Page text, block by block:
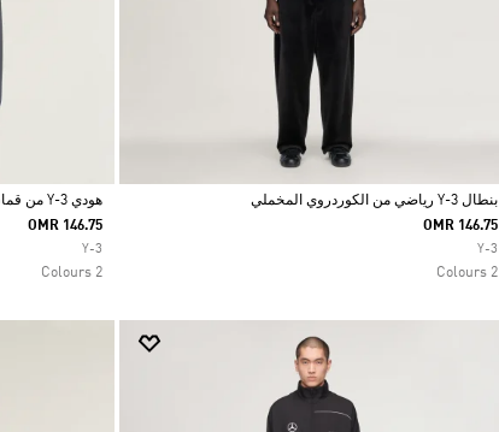
Selected
بنطال Y-3 رياضي من الكوردروي المخملي
OMR 146.75
Y-3
2 Colours
Selected
هودي Y-3 من قماش التيري الفرنسي بشعار سائل
OMR 146.75
Y-3
2 Colours